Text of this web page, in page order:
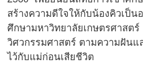
สร้างความดีใจให้กับน้องคิวเป็น
ศึกษามหาวิทยาลัยเกษตรศาสตร์
วิศวกรรมศาสตร์ ตามความฝัน
ไว้กับแม่ก่อนเสียชีวิต